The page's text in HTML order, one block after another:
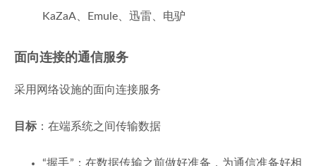
KaZaA、Emule、迅雷、电驴
面向连接的通信服务
采用网络设施的面向连接服务
目标 ：在端系统之间传输数据
“握手”：在数据传输之前做好准备，为通信准备好相